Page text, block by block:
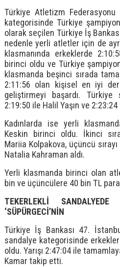
Türkiye Atletizm Federasyonu
kategorisinde Türkiye
olarak seçilen Türkiye İş
nedenle yerli atletler için de
klasmanında erkeklerde
birinci oldu ve Türkiye
klasmanda beşinci sırada
2:11:56 olan kişisel en iyi
geliştirmeyi başardı. Türkiye
2:19:50 ile Halil Yaşın ve
Kadınlarda ise yerli
Keskin birinci oldu. İkinci
Mariia Kolpakova, üçüncü
Natalia Kahraman aldı.
Yerli klasmanda birinci olan
bin ve üçüncülere 40 bin TL
TEKERLEKLİ
‘SÜPÜRGECİ’NİN
Türkiye İş Bankası 47.
sandalye kategorisinde
oldu. Yarışı 2:47:04 ile
Kamar takip etti.